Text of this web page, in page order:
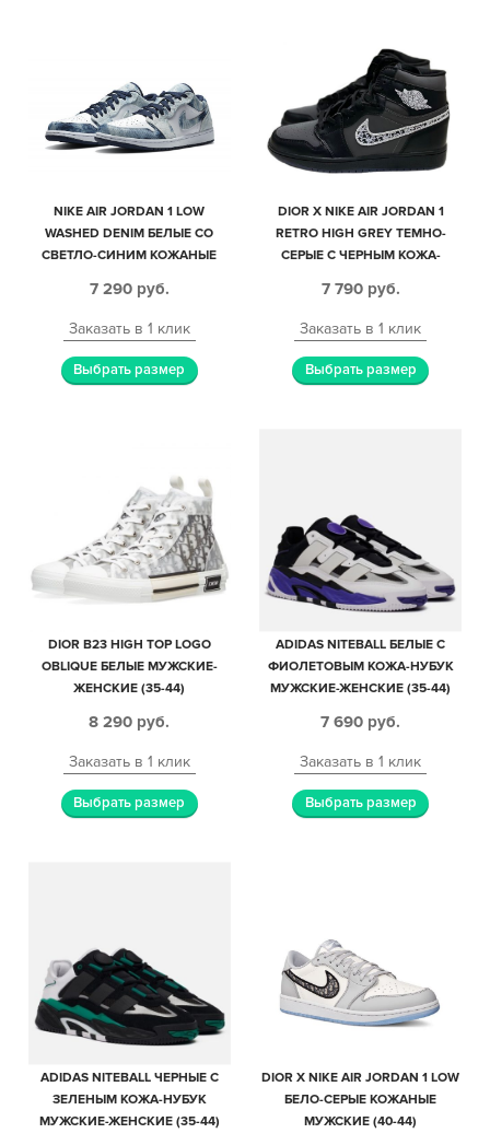
NIKE AIR JORDAN 1 LOW
WASHED DENIM БЕЛЫЕ СО
СВЕТЛО-СИНИМ КОЖАНЫЕ
7 290 руб.
Заказать в 1 клик
Выбрать размер
DIOR X NIKE AIR JORDAN 1
RETRO HIGH GREY ТЕМНО-
СЕРЫЕ С ЧЕРНЫМ КОЖА-
7 790 руб.
Заказать в 1 клик
Выбрать размер
DIOR B23 HIGH TOP LOGO
OBLIQUE БЕЛЫЕ МУЖСКИЕ-
ЖЕНСКИЕ (35-44)
8 290 руб.
Заказать в 1 клик
Выбрать размер
ADIDAS NITEBALL БЕЛЫЕ С
ФИОЛЕТОВЫМ КОЖА-НУБУК
МУЖСКИЕ-ЖЕНСКИЕ (35-44)
7 690 руб.
Заказать в 1 клик
Выбрать размер
ADIDAS NITEBALL ЧЕРНЫЕ С
ЗЕЛЕНЫМ КОЖА-НУБУК
МУЖСКИЕ-ЖЕНСКИЕ (35-44)
DIOR X NIKE AIR JORDAN 1 LOW
БЕЛО-СЕРЫЕ КОЖАНЫЕ
МУЖСКИЕ (40-44)